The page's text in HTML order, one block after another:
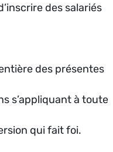
des salariés
des présentes
s’appliquant à toute
qui fait foi.